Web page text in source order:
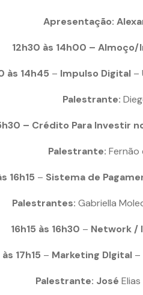
12h30 às 14h00 –
às 14h45 – Impulso Digital–
Palestrante:
– Crédito Para Investir
Fernão
16h15 – Sistema de
Gabriella
16h15 às 16h30 – Network /
17h15 – Marketing DIgital –
José